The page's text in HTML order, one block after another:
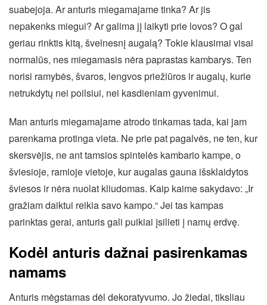
suabejoja. Ar anturis miegamajame tinka? Ar jis
nepakenks miegui? Ar galima jį laikyti prie lovos? O gal
geriau rinktis kitą, švelnesnį augalą? Tokie klausimai visai
normalūs, nes miegamasis nėra paprastas kambarys. Ten
norisi ramybės, švaros, lengvos priežiūros ir augalų, kurie
netrukdytų nei poilsiui, nei kasdieniam gyvenimui.
Man anturis miegamajame atrodo tinkamas tada, kai jam
parenkama protinga vieta. Ne prie pat pagalvės, ne ten, kur
skersvėjis, ne ant tamsios spintelės kambario kampe, o
šviesioje, ramioje vietoje, kur augalas gauna išsklaidytos
šviesos ir nėra nuolat kliudomas. Kaip kaime sakydavo: „Ir
gražiam daiktui reikia savo kampo.“ Jei tas kampas
parinktas gerai, anturis gali puikiai įsilieti į namų erdvę.
Kodėl anturis dažnai pasirenkamas
namams
Anturis mėgstamas dėl dekoratyvumo. Jo žiedai, tiksliau